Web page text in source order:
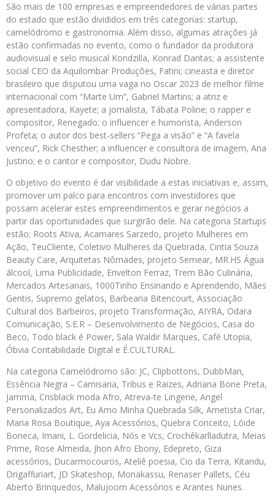
São mais de 100 empresas e empreendedores de várias partes
do estado que estão divididos em três categorias: startup,
camelódromo e gastronomia. Além disso, algumas atrações já
estão confirmadas no evento, como o fundador da produtora
audiovisual e selo musical Kondzilla, Konrad Dantas; a assistente
social CEO da Aquilombar Produções, Fatini; cineasta e diretor
brasileiro que disputou uma vaga no Oscar 2023 de melhor filme
internacional com “Marte Um”, Gabriel Martins; a atriz e
apresentadora, Kayete; a jornalista, Tábata Poline; o rapper e
compositor, Renegado; o influencer e humorista, Anderson
Profeta; o autor dos best-sellers “Pega a visão” e “A favela
venceu”, Rick Chesther; a influencer e consultora de imagem, Ana
Justino; e o cantor e compositor, Dudu Nobre.
O objetivo do evento é dar visibilidade a estas iniciativas e, assim,
promover um palco para encontros com investidores que
possam acelerar estes empreendimentos e gerar negócios a
partir das oportunidades que surgirão dele. Na categoria Startups
estão: Roots Ativa, Acamares Sarzedo, projeto Mulheres em
Ação, TeuCliente, Coletivo Mulheres da Quebrada, Cintia Souza
Beauty Care, Arquitetas Nômades, projeto Semear, MR.HS Água
álcool, Lima Publicidade, Erivelton Ferraz, Trem Bão Culinária,
Mercados Artesanais, 1000Tinho Ensinando e Aprendendo, Mães
Gentis, Supremo gelatos, Barbearia Bitencourt, Associação
Cultural dos Barbeiros, projeto Transformação, AIYRA, Odara
Comunicação, S.E.R – Desenvolvimento de Negócios, Casa do
Beco, Todo black é Power, Sala Waldir Marques, Café Utopia,
Óbvia Contabilidade Digital e É.CULTURAL.
Na categoria Camelódromo são: JC, Clipbottons, DubbMan,
Essência Negra – Camisaria, Tribus e Raizes, Adriana Bone Preta,
Jamma, Crisblack moda Afro, Atreva-te Lingerie, Angel
Personalizados Art, Eu Amo Minha Quebrada Silk, Ametista Criar,
Maria Rosa Boutique, Aya Acessórios, Quebra Conceito, Lóide
Boneca, Imani, L. Gordelicia, Nós e Vcs, Crochêkarlladutra, Meias
Prime, Rose Almeida, Jhon Afro Ebony, Edepreto, Giza
acessórios, Ducarmocouros, Ateliê poesia, Cio da Terra, Kitandu,
Drigaffuriart, JD Skateshop, Monakassu, Renaser Pallets, Céu
Aberto Brinquedos, Malujoom Acessórios e Arantes Nunes.